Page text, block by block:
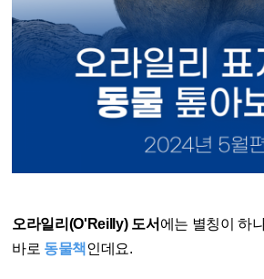
오라일리(O'Reilly) 도서 에는 별칭이 하
바로 동물책인데요.